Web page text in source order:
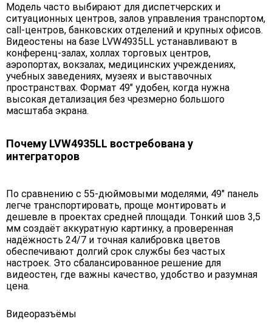
Модель часто выбирают для диспетчерских и
ситуационных центров, залов управления транспортом,
call-центров, банковских отделений и крупных офисов.
Видеостены на базе LVW4935LL устанавливают в
конференц-залах, холлах торговых центров,
аэропортах, вокзалах, медицинских учреждениях,
учебных заведениях, музеях и выставочных
пространствах. Формат 49" удобен, когда нужна
высокая детализация без чрезмерно большого
масштаба экрана.
Почему LVW4935LL востребована у
интеграторов
По сравнению с 55-дюймовыми моделями, 49" панель
легче транспортировать, проще монтировать и
дешевле в проектах средней площади. Тонкий шов 3,5
мм создаёт аккуратную картинку, а проверенная
надёжность 24/7 и точная калибровка цветов
обеспечивают долгий срок службы без частых
настроек. Это сбалансированное решение для
видеостен, где важны качество, удобство и разумная
цена.
Видеоразъёмы